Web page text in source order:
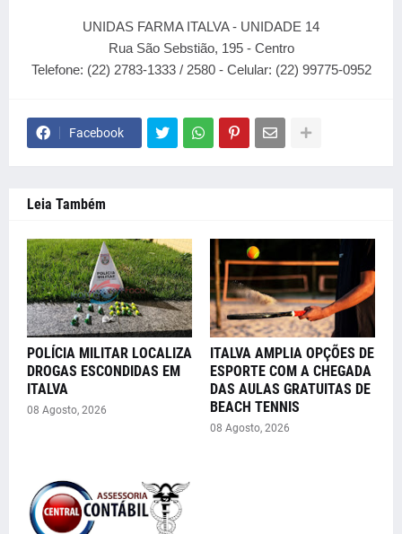
UNIDAS FARMA ITALVA - UNIDADE 14
Rua São Sebstião, 195 - Centro
Telefone: (22) 2783-1333 / 2580 - Celular: (22) 99775-0952
Facebook
Leia Também
POLÍCIA MILITAR LOCALIZA
DROGAS ESCONDIDAS EM
ITALVA
08 Agosto, 2026
ITALVA AMPLIA OPÇÕES DE
ESPORTE COM A CHEGADA
DAS AULAS GRATUITAS DE
BEACH TENNIS
08 Agosto, 2026